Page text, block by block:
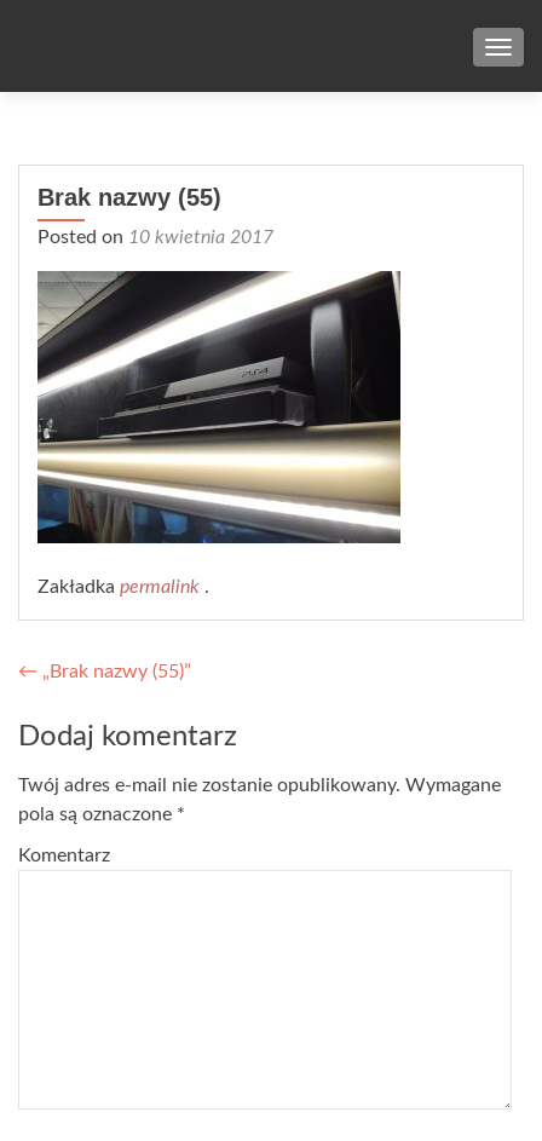
Brak nazwy (55)
Posted on 10 kwietnia 2017
Zakładka permalink .
Nawigacja wpisu
← „Brak nazwy (55)”
Dodaj komentarz
Twój adres e-mail nie zostanie opublikowany. Wymagane
pola są oznaczone *
Komentarz